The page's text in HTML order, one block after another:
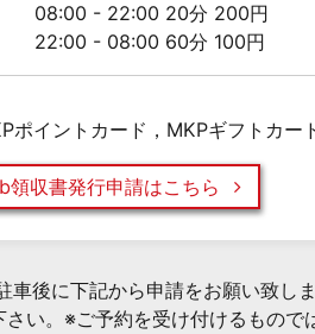
08:00 - 22:00 20分 200円
22:00 - 08:00 60分 100円
ポイントカード，MKPギフトカー
領収書発行申請はこちら
車後に下記から申請をお願い致し
さい。※ご予約を受け付けるもので